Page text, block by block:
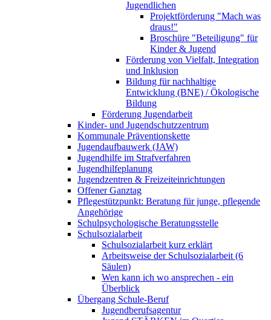
Jugendlichen
Projektförderung "Mach was
draus!"
Broschüre "Beteiligung" für
Kinder & Jugend
Förderung von Vielfalt, Integration
und Inklusion
Bildung für nachhaltige
Entwicklung (BNE) / Ökologische
Bildung
Förderung Jugendarbeit
Kinder- und Jugendschutzzentrum
Kommunale Präventionskette
Jugendaufbauwerk (JAW)
Jugendhilfe im Strafverfahren
Jugendhilfeplanung
Jugendzentren & Freizeiteinrichtungen
Offener Ganztag
Pflegestützpunkt: Beratung für junge, pflegende
Angehörige
Schulpsychologische Beratungsstelle
Schulsozialarbeit
Schulsozialarbeit kurz erklärt
Arbeitsweise der Schulsozialarbeit (6
Säulen)
Wen kann ich wo ansprechen - ein
Überblick
Übergang Schule-Beruf
Jugendberufsagentur